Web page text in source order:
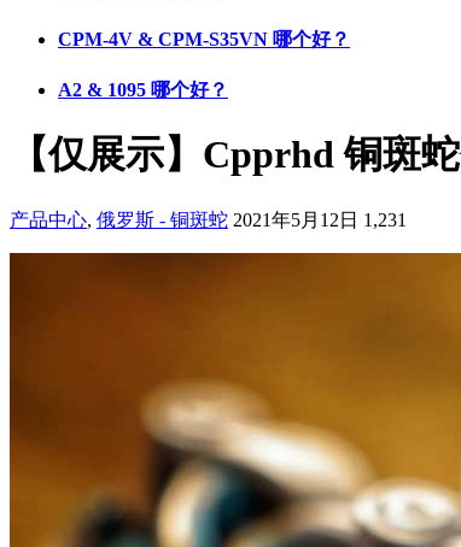
CPM-4V & CPM-S35VN 哪个好？
A2 & 1095 哪个好？
【仅展示】Cpprhd 铜斑
产品中心, 俄罗斯 - 铜斑蛇 2021年5月12日 1,231